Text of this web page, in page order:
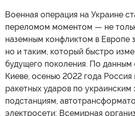
Военная операция на Украине
переломом моментом — не
наземным конфликтом в Европе
но и таким, который быстро
будущего поколения. По данным
Киеве, осенью 2022 года
ракетных ударов по украинским
подстанциям,
электросети; Всемирная